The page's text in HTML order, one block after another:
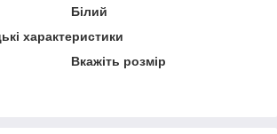
Білий
характеристики
Вкажіть розмір